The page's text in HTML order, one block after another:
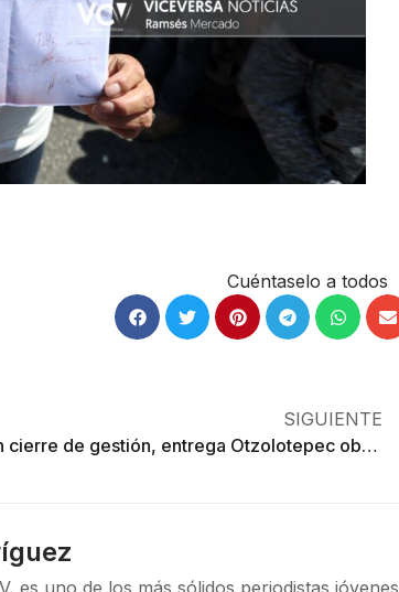
Cuéntaselo a todos
SIGUIENTE
En cierre de gestión, entrega Otzolotepec obras a su comunidad
es uno de los más sólidos periodistas jóvenes